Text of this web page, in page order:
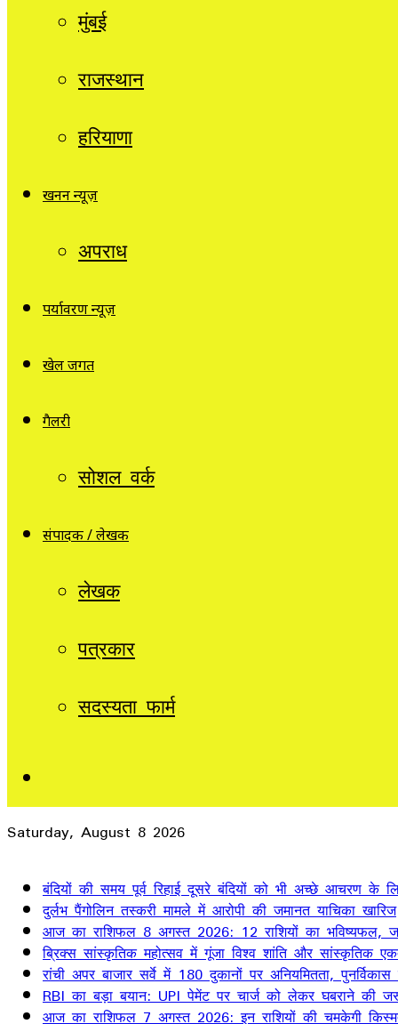
मुंबई
राजस्थान
हरियाणा
खनन न्यूज़
अपराध
पर्यावरण न्यूज़
खेल जगत
गैलरी
सोशल वर्क
संपादक / लेखक
लेखक
पत्रकार
सदस्यता फार्म
Saturday, August 8 2026
बंदियों की समय पूर्व रिहाई दूसरे बंदियों को भी अच्छे आचरण के
दुर्लभ पैंगोलिन तस्करी मामले में आरोपी की जमानत याचिका खारिज
आज का राशिफल 8 अगस्त 2026: 12 राशियों का भविष्यफल,
ब्रिक्स सांस्कृतिक महोत्सव में गूंजा विश्व शांति और सांस्कृतिक
रांची अपर बाजार सर्वे में 180 दुकानों पर अनियमितता,
RBI का बड़ा बयान: UPI पेमेंट पर चार्ज को लेकर घबराने की
आज का राशिफल 7 अगस्त 2026: इन राशियों की चमकेगी